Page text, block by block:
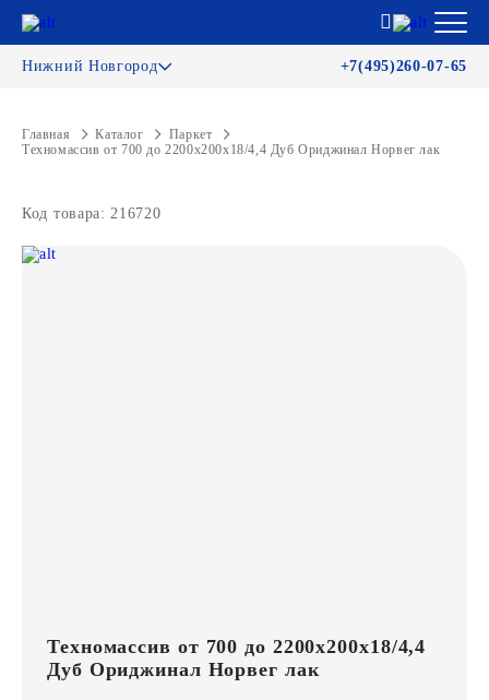
Нижний Новгород +7(495)260-07-65
Главная Каталог
Паркет
Техномассив от 700 до 2200х200х18/4,4 Дуб Ориджинал Норвег лак
Код товара: 216720
Техномассив от 700 до 2200х200х18/4,4
Дуб Ориджинал Норвег лак